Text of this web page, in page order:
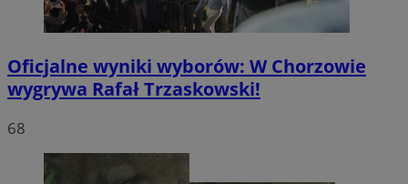
Oficjalne wyniki wyborów: W Chorzowie
wygrywa Rafał Trzaskowski!
68